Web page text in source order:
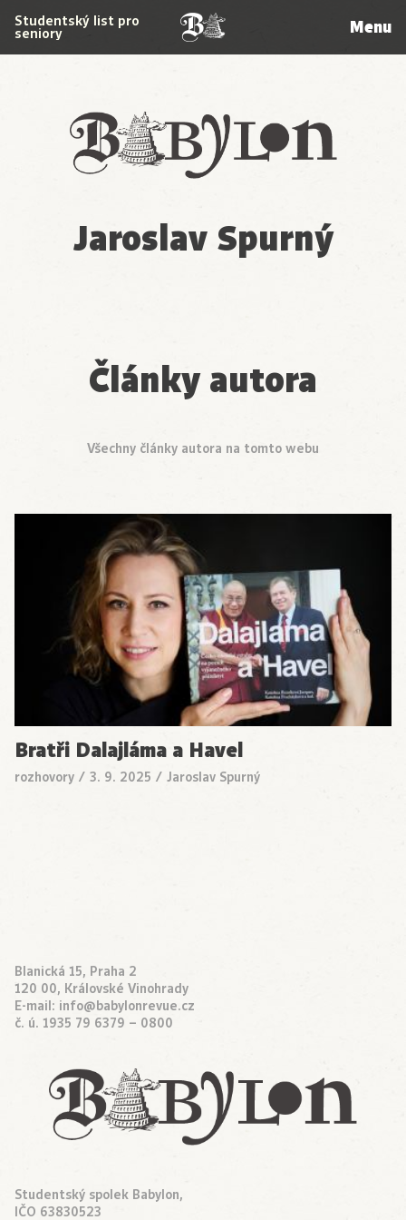
Babylon
Studentský list pro
seniory Menu
Jaroslav Spurný
Články autora
Všechny články autora na tomto webu
Bratři Dalajláma a Havel
rozhovory / 3. 9. 2025 / Jaroslav Spurný
Blanická 15, Praha 2
120 00, Královské Vinohrady
E-mail: info@babylonrevue.cz
č. ú. 1935 79 6379 – 0800
Studentský spolek Babylon,
IČO 63830523